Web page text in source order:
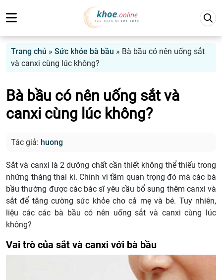
Trang chủ » Sức khỏe bà bầu » Bà bầu có nên uống sắt
và canxi cùng lúc không?
Bà bầu có nên uống sắt và
canxi cùng lúc không?
Tác giả: huong
Sắt và canxi là 2 dưỡng chất cần thiết không thể thiếu trong
những tháng thai kì. Chính vì tầm quan trọng đó mà các bà
bầu thường được các bác sĩ yêu cầu bổ sung thêm canxi và
sắt để tăng cường sức khỏe cho cả mẹ và bé. Tuy nhiên,
liệu các các bà bầu có nên uống sắt và canxi cùng lúc
không?
Vai trò của sắt và canxi với bà bầu